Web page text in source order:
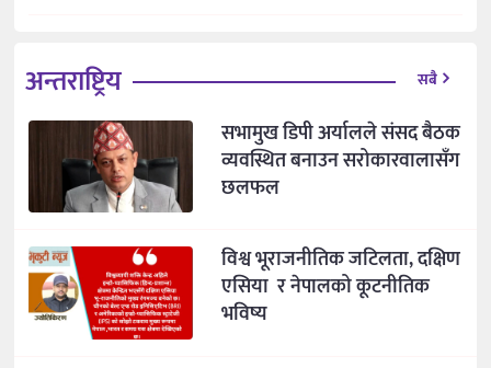
अन्तराष्ट्रिय सबै
सभामुख डिपी अर्यालले संसद बैठक
व्यवस्थित बनाउन सरोकारवालासँग
छलफल
विश्व भूराजनीतिक जटिलता, दक्षिण
एसिया र नेपालको कूटनीतिक
भविष्य